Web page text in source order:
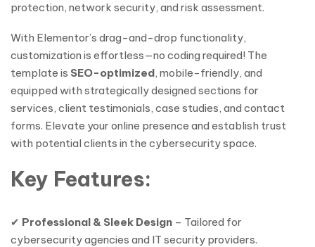
protection, network security, and risk assessment.
With Elementor’s drag-and-drop functionality,
customization is effortless—no coding required! The
template is SEO-optimized, mobile-friendly, and
equipped with strategically designed sections for
services, client testimonials, case studies, and contact
forms. Elevate your online presence and establish trust
with potential clients in the cybersecurity space.
Key Features:
✔ Professional & Sleek Design – Tailored for
cybersecurity agencies and IT security providers.